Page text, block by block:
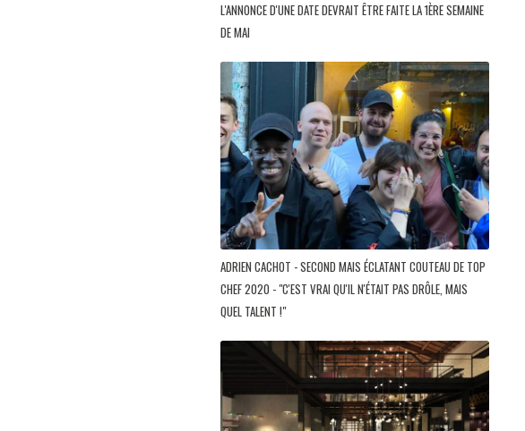
L'ANNONCE D'UNE DATE DEVRAIT ÊTRE FAITE LA 1ÈRE SEMAINE
DE MAI
ADRIEN CACHOT - SECOND MAIS ÉCLATANT COUTEAU DE TOP
CHEF 2020 - "C'EST VRAI QU'IL N'ÉTAIT PAS DRÔLE, MAIS
QUEL TALENT !"